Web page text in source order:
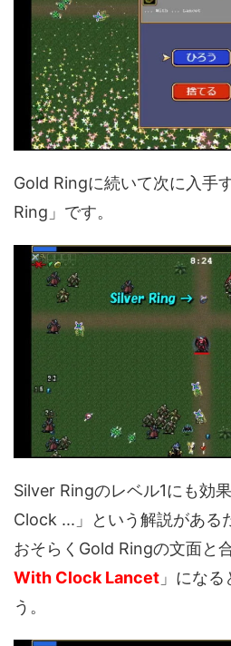
Gold Ringに続いて次に入手
Ring」です。
Silver Ringのレベル1にも効
Clock ...」という解説がある
おそらくGold Ringの文面と
With Clock Lancet 」にな
う。